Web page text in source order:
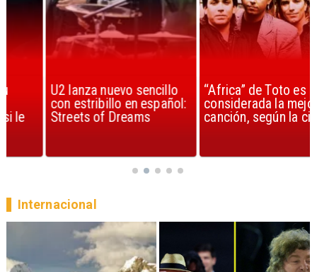
U2 lanza nuevo sencillo
con estribillo en español:
Streets of Dreams
“Africa” de Toto es
considerada la mejor
canción, según la ciencia
Internacional